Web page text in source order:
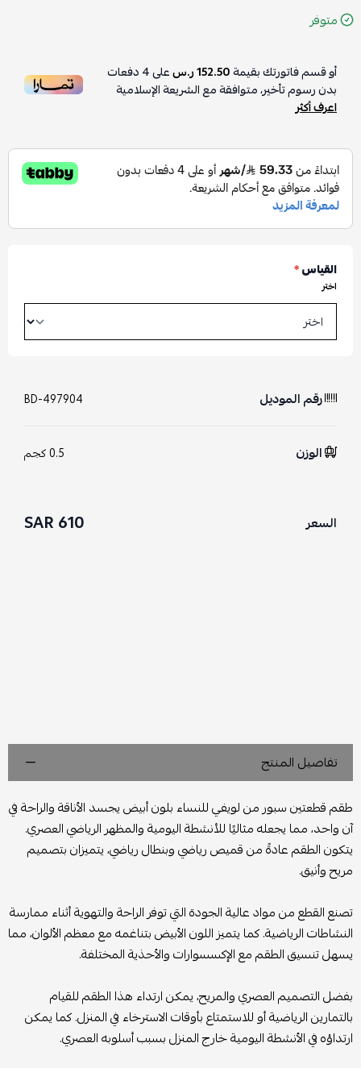
متوفر
أو قسم فاتورتك بقيمة152.50 ر.س على4دفعات
بدون رسوم تأخير، متوافقة مع الشريعة الإسلامية
اعرف أكثر
القياس*
اختر
رقم الموديل BD-497904
الوزن 0.5 كجم
السعر 610 SAR
تفاصيل المنتج
طقم قطعتين سبور من لويفي للنساء بلون أبيض يجسد الأناقة والراحة في
آن واحد، مما يجعله مثاليًا للأنشطة اليومية والمظهر الرياضي العصري.
يتكون الطقم عادةً من قميص رياضي وبنطال رياضي، يتميزان بتصميم
مريح وأنيق.
تصنع القطع من مواد عالية الجودة التي توفر الراحة والتهوية أثناء ممارسة
النشاطات الرياضية. كما يتميز اللون الأبيض بتناغمه مع معظم الألوان، مما
يسهل تنسيق الطقم مع الإكسسوارات والأحذية المختلفة.
بفضل التصميم العصري والمريح، يمكن ارتداء هذا الطقم للقيام
بالتمارين الرياضية أو للاستمتاع بأوقات الاسترخاء في المنزل. كما يمكن
ارتداؤه في الأنشطة اليومية خارج المنزل بسبب أسلوبه العصري.